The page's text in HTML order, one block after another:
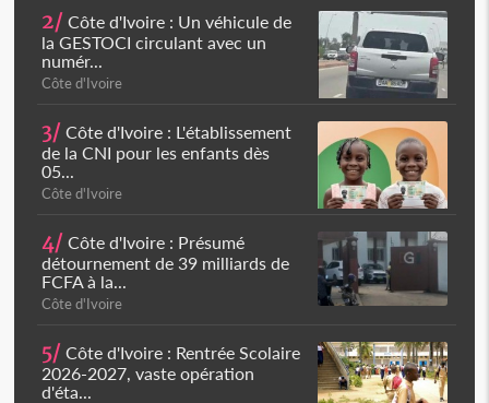
2/ Côte d'Ivoire : Un véhicule de
la GESTOCI circulant avec un
numér...
Côte d'Ivoire
3/ Côte d'Ivoire : L'établissement
de la CNI pour les enfants dès
05...
Côte d'Ivoire
4/ Côte d'Ivoire : Présumé
détournement de 39 milliards de
FCFA à la...
Côte d'Ivoire
5/ Côte d'Ivoire : Rentrée Scolaire
2026-2027, vaste opération
d'éta...